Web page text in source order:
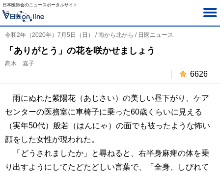
日本医師会のニュースポータルサイト
令和2年（2020年）7月5日（日） / 南から北から / 日医ニュース
「ありがとう」の花を咲かせましょう
髙木 嘉子
6626
雨にぬれた紫陽花（あじさい）の美しい昼下がり、ケア
センターの医務室に車椅子に乗った60歳くらいに見える
（実年50代）般若（はんにゃ）の面でも被ったような怖い
顔をした女性が現われた。
「どうされましたか」と尋ねると、右半身麻痺の体を乗
り出すようにしてたどたどしい言葉で、「全身、しびれて